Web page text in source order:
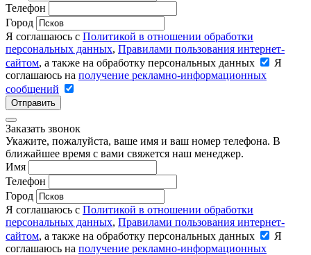
Телефон
Город
Я соглашаюсь с Политикой в отношении обработки
персональных данных, Правилами пользования интернет-
сайтом, а также на обработку персональных данных
Я
соглашаюсь на получение рекламно-информационных
сообщений
Отправить
Заказать звонок
Укажите, пожалуйста, ваше имя и ваш номер телефона. В
ближайшее время с вами свяжется наш менеджер.
Имя
Телефон
Город
Я соглашаюсь с Политикой в отношении обработки
персональных данных, Правилами пользования интернет-
сайтом, а также на обработку персональных данных
Я
соглашаюсь на получение рекламно-информационных